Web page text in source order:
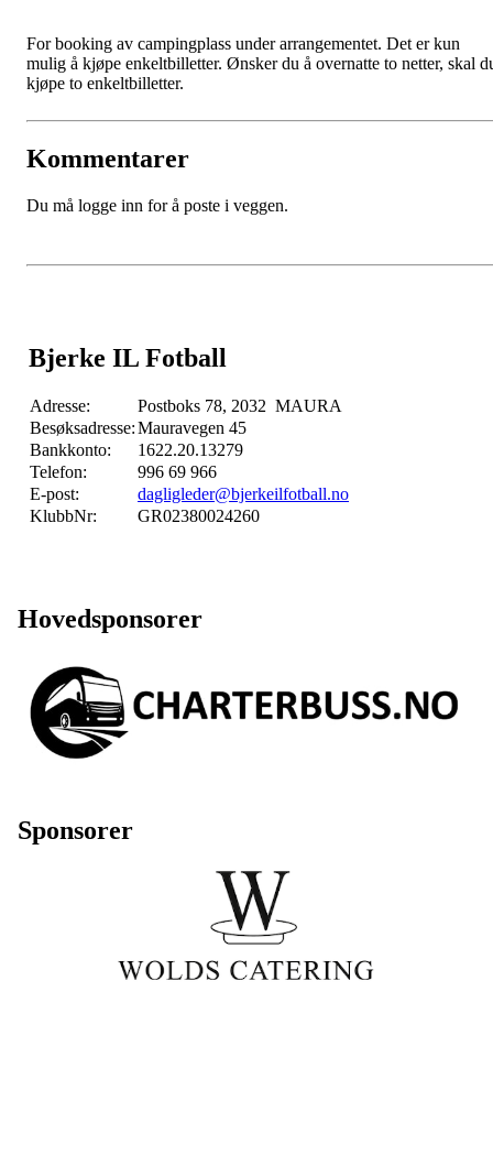
For booking av campingplass under arrangementet. Det er kun
mulig å kjøpe enkeltbilletter. Ønsker du å overnatte to netter, skal
kjøpe to enkeltbilletter.
Kommentarer
Du må logge inn for å poste i veggen.
Bjerke IL Fotball
Adresse:
Postboks 78, 2032 MAURA
Besøksadresse:Mauravegen 45
Bankkonto:
1622.20.13279
Telefon:
996 69 966
E-post:
dagligleder@bjerkeilfotball.no
KlubbNr:
GR02380024260
Hovedsponsorer
Sponsorer